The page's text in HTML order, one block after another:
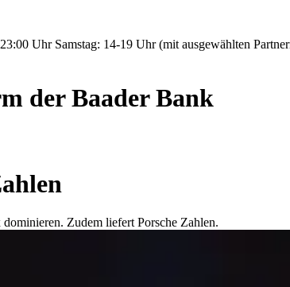
Uhr Samstag: 14-19 Uhr (mit ausgewählten
der Baader Bank
Zudem liefert Porsche Zahlen.